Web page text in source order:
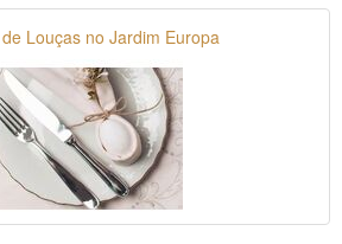
Louças no Jardim Europa